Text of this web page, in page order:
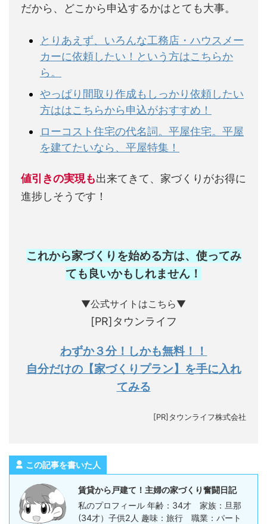
だから、どこから申込するかはとても大事。
とりあえず、いろんな工務店・ハウスメー
カーに依頼したい！という方はこちらか
ら。
やっぱり間取り作成もしっかり依頼したい
方ははこちらから申込がおすすめ！
ローコスト住宅の代名詞。平屋住宅。平屋
を建てたいなら、平屋特集！
値引きの実現も出来てきて、家づくりがお得に
進捗しそうです！
これから家づくりを始める方は、使ってみ
ても良いかもしれません ！
▼公式サイトはこちら▼
[PR]タウンライフ
わずか３分！しかも無料！！
自分だけの【家づくりプラン】を手に入れ
てみる
[PR]タウンライフ株式会社
この記事を書いた人
賃貸から戸建て！主婦の家づくり奮闘日記
私のプロフィール 年齢：34才 家族：旦那
(34才）子供2人 趣味：旅行 職業：パート